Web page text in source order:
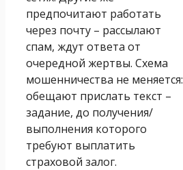
предпочитают работать
через почту – рассылают
спам, ждут ответа от
очередной жертвы. Схема
мошенничества не меняется:
обещают прислать текст –
задание, до получения/
выполнения которого
требуют выплатить
страховой залог.